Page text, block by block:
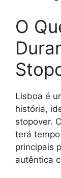
O
Lisboa é
história,
stopover.
terá
principais
autêntica